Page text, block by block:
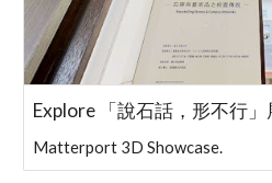
Explore 「說石話，形不行
Matterport 3D Showcase.